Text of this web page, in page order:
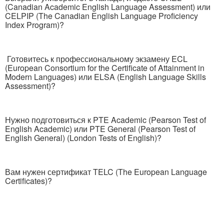
(Canadian Academic English Language Assessment) или
CELPIP (The Canadian English Language Proficiency
Index Program)?
Готовитесь к профессиональному экзамену ECL
(European Consortium for the Certificate of Attainment in
Modern Languages) или ELSA (English Language Skills
Assessment)?
Нужно подготовиться к PTE Academic (Pearson Test of
English Academic) или PTE General (Pearson Test of
English General) (London Tests of English)?
Вам нужен сертификат TELC (The European Language
Certificates)?